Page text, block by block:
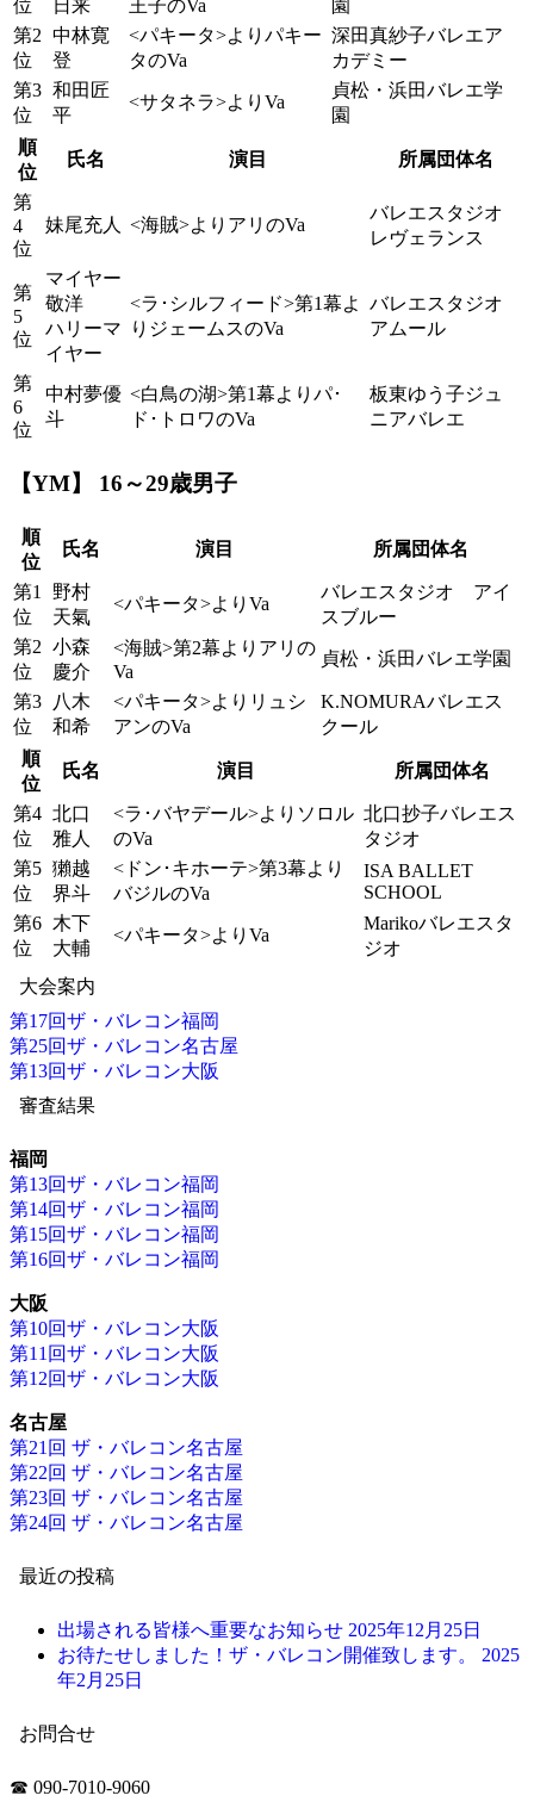
位
日来
王子のVa
園
第2
位
中林寛
登
<パキータ>よりパキー
タのVa
深田真紗子バレエア
カデミー
第3
位
和田匠
平
<サタネラ>よりVa
貞松・浜田バレエ学
園
順
位
氏名 演目 所属団体名
第
4
位
妹尾充人 <海賊>よりアリのVa
バレエスタジオ
レヴェランス
第
5
位
マイヤー
敬洋
ハリーマ
イヤー
<ラ･シルフィード>第1幕よ
りジェームスのVa
バレエスタジオ
アムール
第
6
位
中村夢優
斗
<白鳥の湖>第1幕よりパ･
ド･トロワのVa
板東ゆう子ジュ
ニアバレエ
【YM】 16～29歳男子
順
位
氏名 演目 所属団体名
第1
位
野村
天氣
<パキータ>よりVa
バレエスタジオ アイ
スブルー
第2
位
小森
慶介
<海賊>第2幕よりアリの
Va
貞松・浜田バレエ学園
第3
位
八木
和希
<パキータ>よりリュシ
アンのVa
K.NOMURAバレエス
クール
順
位
氏名 演目 所属団体名
第4
位
北口
雅人
<ラ･バヤデール>よりソロル
のVa
北口抄子バレエス
タジオ
第5
位
獺越
界斗
<ドン･キホーテ>第3幕より
バジルのVa
ISA BALLET
SCHOOL
第6
位
木下
大輔
<パキータ>よりVa
Marikoバレエスタ
ジオ
大会案内
第17回ザ・バレコン福岡
第25回ザ・バレコン名古屋
第13回ザ・バレコン大阪
審査結果
福岡
第13回ザ・バレコン福岡
第14回ザ・バレコン福岡
第15回ザ・バレコン福岡
第16回ザ・バレコン福岡
大阪
第10回ザ・バレコン大阪
第11回ザ・バレコン大阪
第12回ザ・バレコン大阪
名古屋
第21回 ザ・バレコン名古屋
第22回 ザ・バレコン名古屋
第23回 ザ・バレコン名古屋
第24回 ザ・バレコン名古屋
最近の投稿
出場される皆様へ重要なお知らせ 2025年12月25日
お待たせしました！ザ・バレコン開催致します。 2025
年2月25日
お問合せ
☎ 090-7010-9060